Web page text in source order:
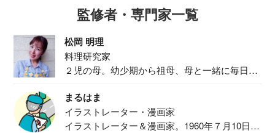
監修者・専門家一覧
松岡 明理
料理研究家
２児の母。幼少期から祖母、母と一緒に毎日の
まるはま
イラストレーター・漫画家
イラストレーター＆漫画家。1960年７月10日生